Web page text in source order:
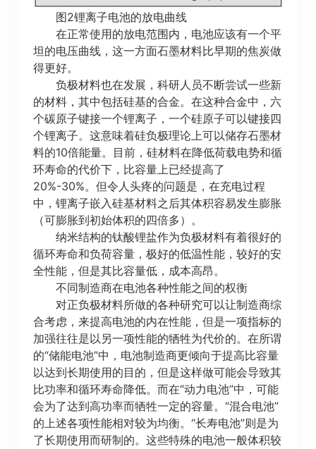
图2锂离子电池的放电曲线
在正常使用的放电范围内，电池应该有一个平
坦的电压曲线，这一方面石墨材料比早期的焦炭做
得更好。
负极材料也在发展，科研人员不断尝试一些新
的材料，其中包括硅基的合金。在这种合金中，六
个碳原子键接一个锂离子，一个硅原子可以键接四
个锂离子。这意味着硅负极理论上可以储存石墨材
料的10倍能量。目前，硅材料在降低荷载电势和循
环寿命的代价下，比容量上已经提高了
20%-30%。但令人头疼的问题是，在充电过程
中，锂离子嵌入硅基材料之后其体积容易发生膨胀
（可膨胀到初始体积的四倍多）。
纳米结构的钛酸锂盐作为负极材料有着很好的
循环寿命和负荷容量，极好的低温性能，较好的安
全性能，但是其比容量低，成本高昂。
不同制造商在电池各种性能之间的权衡
对正负极材料所做的各种研究可以让制造商综
合考虑，来提高电池的内在性能，但是一项指标的
加强往往是以另一项性能的牺牲为代价的。在所谓
的“储能电池”中，电池制造商更倾向于提高比容量
以达到长期使用的目的，但是这样做可能会导致其
比功率和循环寿命降低。而在“动力电池”中，可能
会为了达到高功率而牺牲一定的容量。“混合电池”
的上述各项性能相对较为均衡。“长寿电池”则是为
了长期使用而研制的。这些特殊的电池一般体积较